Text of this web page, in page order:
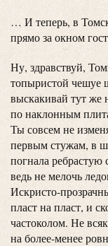
… И теперь, в
прямо за окном
Ну, здравствуй,
топыристой чешуе
выскакивай тут же
по наклонным
Ты совсем не
первым стужам, в
погнала ребрастую
ведь не мелочь
Искристо-
пласт на пласт, и
частоколом. Не
на более-менее